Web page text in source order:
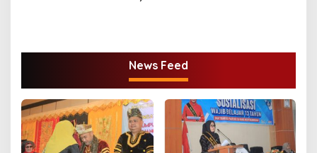
News Feed